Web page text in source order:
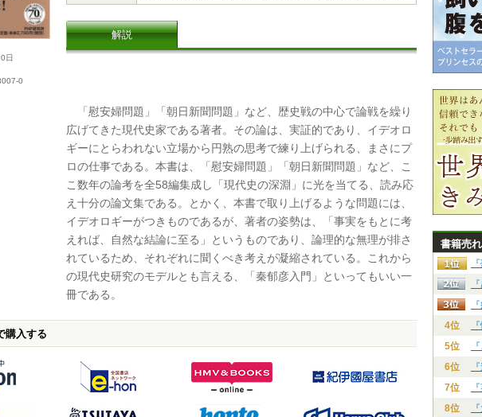
日
0
解説
「慰安婦問題」「朝日新聞問題」など、歴史戦の中心で論戦を繰り
広げてきた現代史家である著者。その論は、実証的であり、イデオロ
ギーにとらわれない立場から円熟の思考で練り上げられる、まさにプ
ロの仕事である。本書は、「慰安婦問題」「朝日新聞問題」など、こ
こ数年の論考を全58編集成し「現代史の深淵」に光を当てる、読み応
え十分の論文集である。とかく、本書で取り上げるような問題には、
イデオロギーがつきものであるが、著者の姿勢は、「事実をもとに考
えれば、自然な結論に至る」というものであり、論理的な無理が排さ
れているため、それぞれに聞くべき考えが凝縮されている。これから
の現代史研究のモデルとも言える、「秦郁彦入門」といってもいい一
冊である。
購入する
書籍売
4位
5位
6位
7位
8位